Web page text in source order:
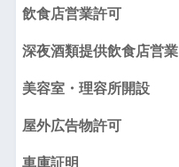
飲食店営業許可
深夜酒類提供飲食店営業
美容室・理容所開設
屋外広告物許可
車庫証明